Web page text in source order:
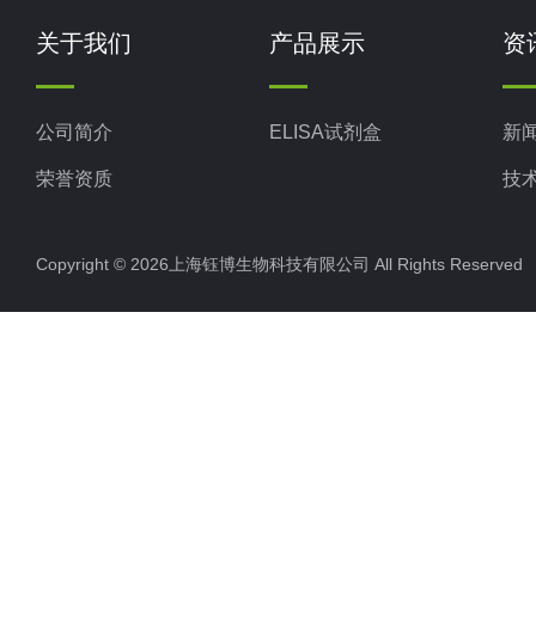
关于我们
公司简介
荣誉资质
产品展示
ELISA试剂盒
资
新
技
Copyright © 2026上海钰博生物科技有限公司 All Rights